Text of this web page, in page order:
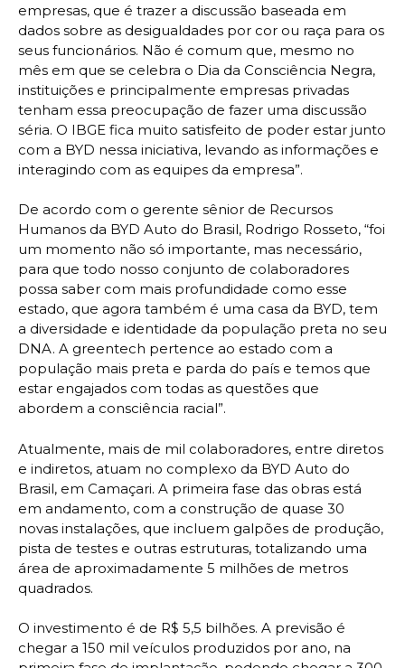
empresas, que é trazer a discussão baseada em
dados sobre as desigualdades por cor ou raça para os
seus funcionários. Não é comum que, mesmo no
mês em que se celebra o Dia da Consciência Negra,
instituições e principalmente empresas privadas
tenham essa preocupação de fazer uma discussão
séria. O IBGE fica muito satisfeito de poder estar junto
com a BYD nessa iniciativa, levando as informações e
interagindo com as equipes da empresa”.
De acordo com o gerente sênior de Recursos
Humanos da BYD Auto do Brasil, Rodrigo Rosseto, “foi
um momento não só importante, mas necessário,
para que todo nosso conjunto de colaboradores
possa saber com mais profundidade como esse
estado, que agora também é uma casa da BYD, tem
a diversidade e identidade da população preta no seu
DNA. A greentech pertence ao estado com a
população mais preta e parda do país e temos que
estar engajados com todas as questões que
abordem a consciência racial”.
Atualmente, mais de mil colaboradores, entre diretos
e indiretos, atuam no complexo da BYD Auto do
Brasil, em Camaçari. A primeira fase das obras está
em andamento, com a construção de quase 30
novas instalações, que incluem galpões de produção,
pista de testes e outras estruturas, totalizando uma
área de aproximadamente 5 milhões de metros
quadrados.
O investimento é de R$ 5,5 bilhões. A previsão é
chegar a 150 mil veículos produzidos por ano, na